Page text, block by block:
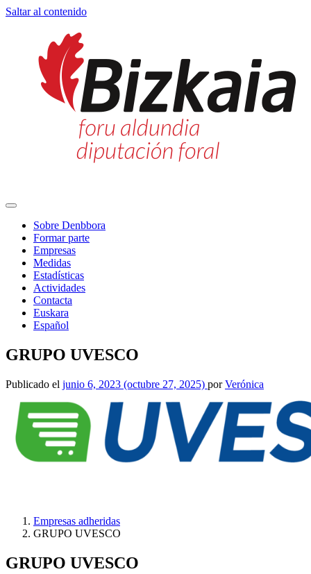
Saltar al contenido
Navegación
principal
Sobre Denbbora
Formar parte
Empresas
Medidas
Estadísticas
Actividades
Contacta
Euskara
Español
GRUPO UVESCO
Publicado el junio 6, 2023 (octubre 27, 2025) por Verónica
Empresas adheridas
GRUPO UVESCO
GRUPO UVESCO